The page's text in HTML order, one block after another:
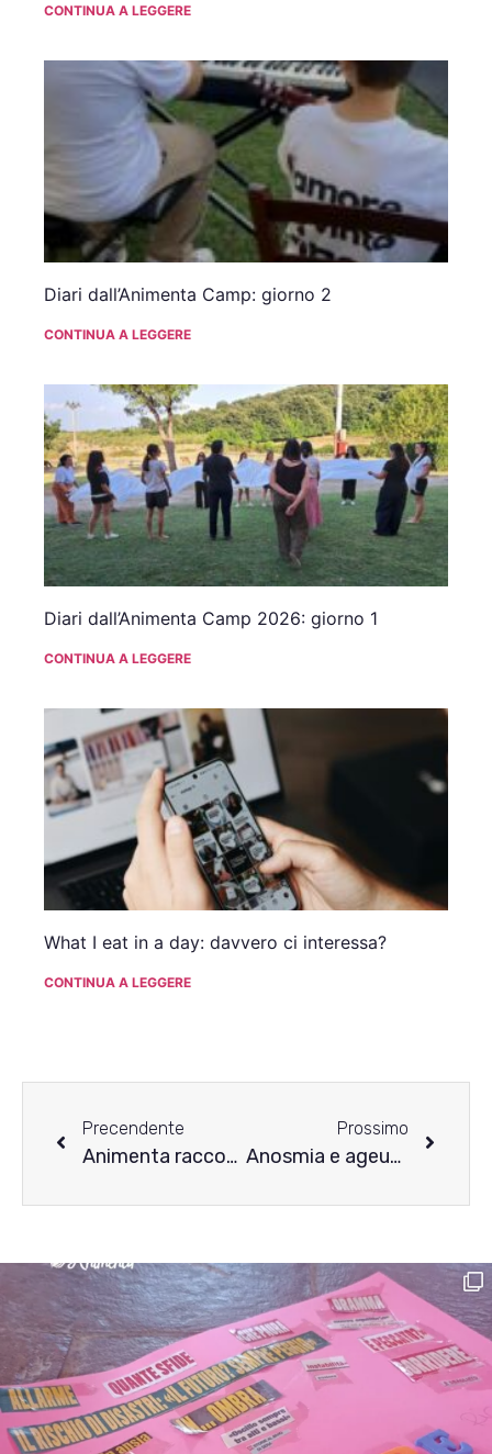
CONTINUA A LEGGERE
Diari dall’Animenta Camp: giorno 2
CONTINUA A LEGGERE
Diari dall’Animenta Camp 2026: giorno 1
CONTINUA A LEGGERE
What I eat in a day: davvero ci interessa?
CONTINUA A LEGGERE
Precendente
Animenta racconta i disturbi alimentari – la storia di A.
Prossimo
Anosmia e ageusia: i possibili effetti del Covid-19 sul percorso di recovery